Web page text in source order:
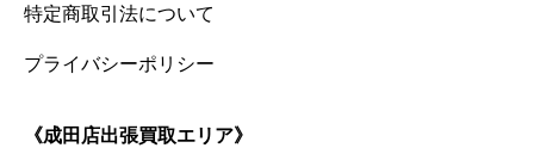
特定商取引法について
プライバシーポリシー
《成田店出張買取エリア》